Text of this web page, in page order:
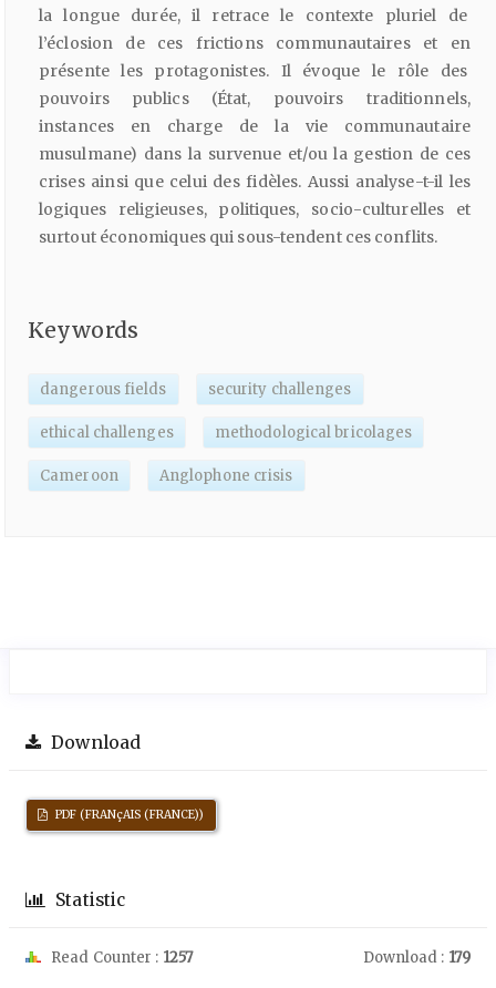
la longue durée, il retrace le contexte pluriel de
l’éclosion de ces frictions communautaires et en
présente les protagonistes. Il évoque le rôle des
pouvoirs publics (État, pouvoirs traditionnels,
instances en charge de la vie communautaire
musulmane) dans la survenue et/ou la gestion de ces
crises ainsi que celui des fidèles. Aussi analyse-t-il les
logiques religieuses, politiques, socio-culturelles et
surtout économiques qui sous-tendent ces conflits.
Keywords
dangerous fields security challenges
ethical challenges methodological bricolages
Cameroon Anglophone crisis
Download
PDF (FRANçAIS (FRANCE))
Statistic
Read Counter : 1257 Download : 179